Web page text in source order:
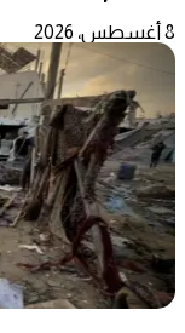
8 أغسطس، 2026